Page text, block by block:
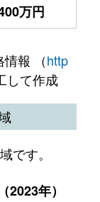
万円
報 （http
して作成
です。
年）